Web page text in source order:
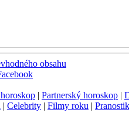
obsahu
| Partnerský horoskop |
| Celebrity | Filmy roku |